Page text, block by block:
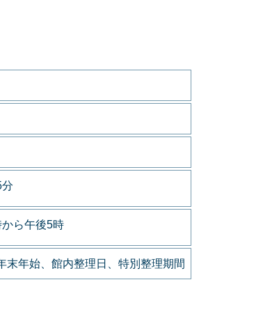
ら午後5時
末年始、館内整理日、特別整理期間